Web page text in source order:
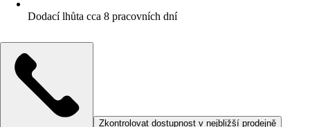
Dodací lhůta cca 8 pracovních dní
Zkontrolovat dostupnost v nejbližší prodejně